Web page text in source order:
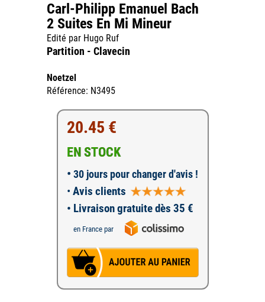
Carl-Philipp Emanuel Bach
2 Suites En Mi Mineur
Edité par Hugo Ruf
Partition - Clavecin
Noetzel
Référence: N3495
20.45 €
EN STOCK
• 30 jours pour changer d'avis !
• Avis clients
• Livraison gratuite dès 35 €
en France par